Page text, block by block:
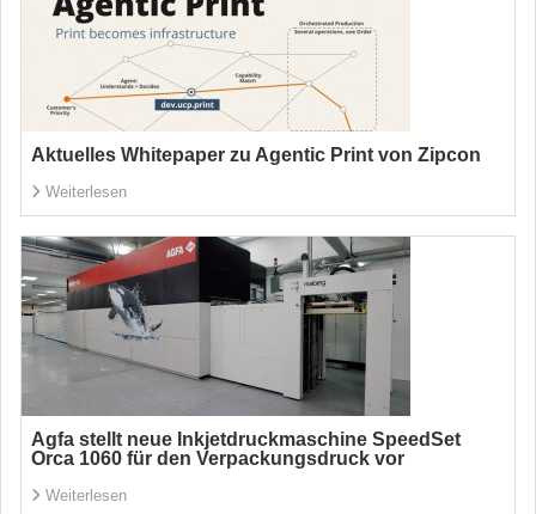
Aktuelles Whitepaper zu Agentic Print von Zipcon
Weiterlesen
Agfa stellt neue Inkjetdruckmaschine SpeedSet
Orca 1060 für den Verpackungsdruck vor
Weiterlesen